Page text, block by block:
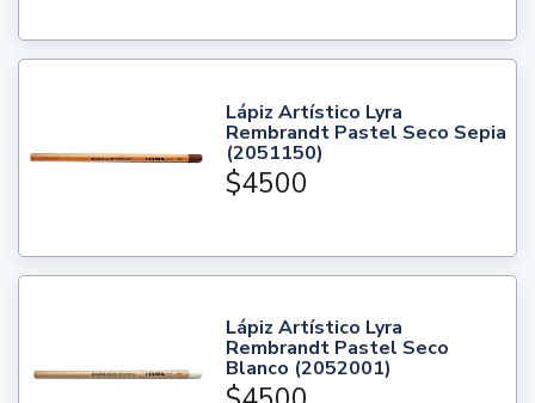
Lápiz Artístico Lyra
Rembrandt Pastel Seco Sepia
(2051150)
$4500
Lápiz Artístico Lyra
Rembrandt Pastel Seco
Blanco (2052001)